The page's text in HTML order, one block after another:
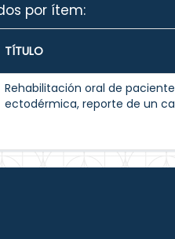
por ítem:
TÍTULO
Rehabilitación oral de
ectodérmica, reporte de un